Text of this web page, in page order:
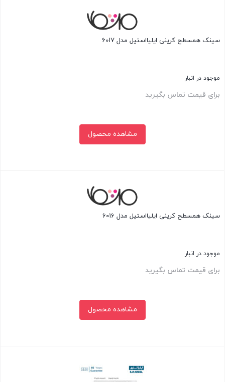
سینک همسطح کرینی ایلیااستیل مدل 6017
موجود در انبار
برای قیمت تماس بگیرید
مشاهده محصول
سینک همسطح کرینی ایلیااستیل مدل 6016
موجود در انبار
برای قیمت تماس بگیرید
مشاهده محصول